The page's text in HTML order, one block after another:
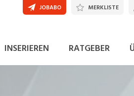
INSERIEREN RATGEBER
JOBABO MERKLISTE